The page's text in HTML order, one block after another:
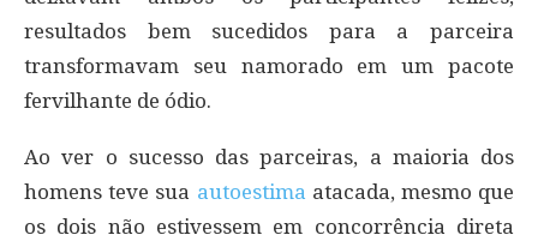
resultados bem sucedidos para a parceira
transformavam seu namorado em um pacote
fervilhante de ódio.
Ao ver o sucesso das parceiras, a maioria dos
homens teve sua autoestima atacada, mesmo que
os dois não estivessem em concorrência direta